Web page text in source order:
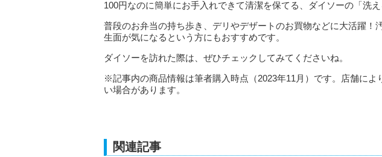
100円なのに簡単にお手入れできて清潔を保てる、ダイソーの「洗え
普段のお弁当の持ち歩き、デリやデザートのお買物などに大活躍！
生面が気になるという方にもおすすめです。
ダイソーを訪れた際は、ぜひチェックしてみてくださいね。
※記事内の商品情報は筆者購入時点（2023年11月）です。店舗によ
い場合があります。
関連記事